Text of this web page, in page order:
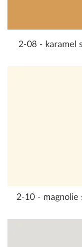
2-08 - karamel
2-10 - magnolie